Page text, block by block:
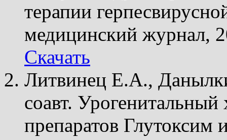
терапии
медицинский журнал,
Скачать
Литвинец Е.А.,
соавт.
препаратов